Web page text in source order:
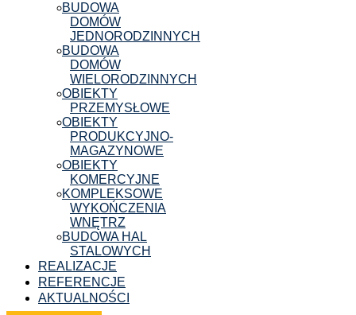
BUDOWA
DOMÓW
JEDNORODZINNYCH
BUDOWA
DOMÓW
WIELORODZINNYCH
OBIEKTY
PRZEMYSŁOWE
OBIEKTY
PRODUKCYJNO-
MAGAZYNOWE
OBIEKTY
KOMERCYJNE
KOMPLEKSOWE
WYKOŃCZENIA
WNĘTRZ
BUDOWA HAL
STALOWYCH
REALIZACJE
REFERENCJE
AKTUALNOŚCI